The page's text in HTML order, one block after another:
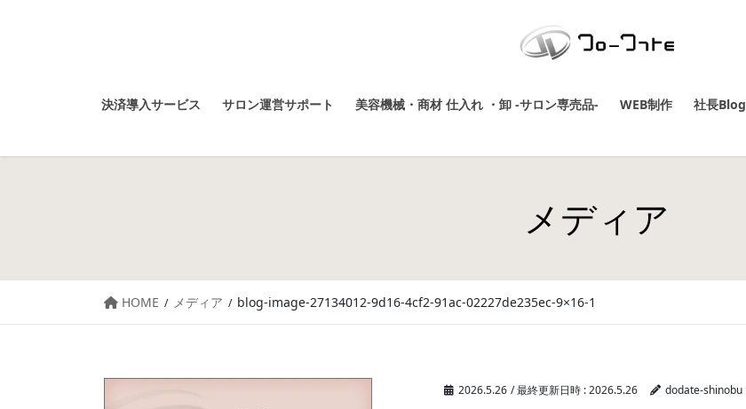
決済導入サービス サロン運営サポート 美容機械・商材 仕入れ ・卸 -サロン専売品- WEB制作 社長Blog
メディア
HOME メディア blog-image-27134012-9d16-4cf2-91ac-02227de235ec-9×16-1
2026.5.26 / 最終更新日時 :2026.5.26 dodate-shinobu